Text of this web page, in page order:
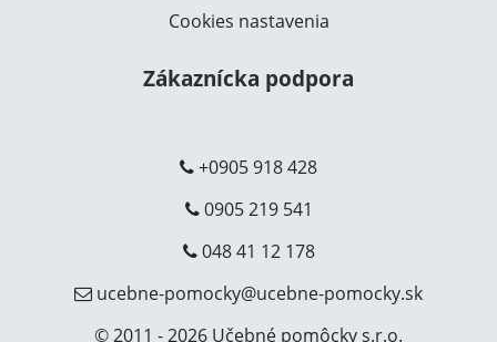
Cookies nastavenia
Zákaznícka podpora
+0905 918 428
0905 219 541
048 41 12 178
ucebne-pomocky@ucebne-pomocky.sk
© 2011 - 2026 Učebné pomôcky s.r.o.